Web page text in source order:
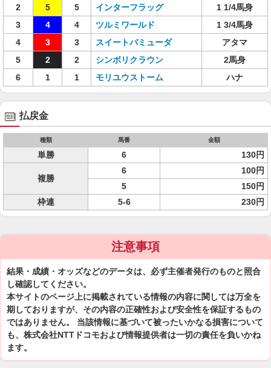
2
5 5 インターフラッグ
1 1/4馬身
3
4 4 ツルミワールド
1 3/4馬身
4
3 3 スイートバミューダ
アタマ
5
2 2 シンボリクラウン
2馬身
6
1 1 モリユウストーム ハナ
払戻金
種類 馬番 金額
単勝 6 130円
複勝
6
100円
5
150円
枠連
5-6 230円
注意事項
結果・成績・オッズなどのデータは、必ず主催者発行のものと照合
し確認してください。
本サイトのページ上に掲載されている情報の内容に関しては万全を
期しておりますが、その内容の正確性および安全性を保証するもの
ではありません。 当該情報に基づいて被ったいかなる損害について
も、株式会社NTTドコモおよび情報提供者は一切の責任を負いかね
ます。